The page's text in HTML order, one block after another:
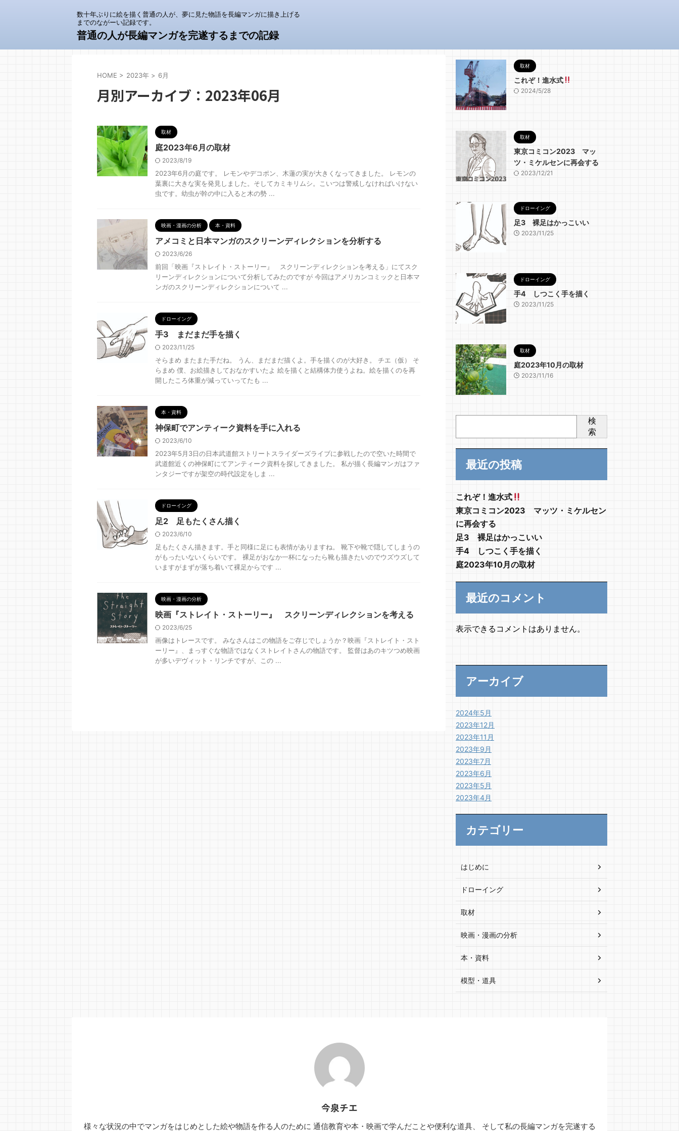
数十年ぶりに絵を描く普通の人が、夢に見た物語を長編マンガに描き上げる
までのながーい記録です。
普通の人が長編マンガを完遂するまでの記録
HOME > 2023年 > 6月
月別アーカイブ：2023年06月
取材
庭2023年6月の取材
2023/8/19
2023年6月の庭です。 レモンやデコポン、木蓮の実が大きくなってきました。 レモンの
葉裏に大きな実を発見しました。そしてカミキリムシ。こいつは警戒しなければいけない
虫です。幼虫が幹の中に入ると木の勢 ...
映画・漫画の分析 本・資料
アメコミと日本マンガのスクリーンディレクションを分析する
2023/6/26
前回「映画『ストレイト・ストーリー』 スクリーンディレクションを考える」にてスク
リーンディレクションについて分析してみたのですが 今回はアメリカンコミックと日本マ
ンガのスクリーンディレクションについて ...
ドローイング
手3 まだまだ手を描く
2023/11/25
そらまめ またまた手だね。 うん、まだまだ描くよ。手を描くのが大好き。 チエ（仮） そ
らまめ 僕、お絵描きしておなかすいたよ 絵を描くと結構体力使うよね。絵を描くのを再
開したころ体重が減っていってたも ...
本・資料
神保町でアンティーク資料を手に入れる
2023/6/10
2023年5月3日の日本武道館ストリートスライダーズライブに参戦したので空いた時間で
武道館近くの神保町にてアンティーク資料を探してきました。 私が描く長編マンガはファ
ンタジーですが架空の時代設定をしま ...
ドローイング
足2 足もたくさん描く
2023/6/10
足もたくさん描きます。手と同様に足にも表情がありますね。 靴下や靴で隠してしまうの
がもったいないくらいです。 裸足がおなか一杯になったら靴も描きたいのでウズウズして
いますがまずが落ち着いて裸足からです ...
映画・漫画の分析
映画『ストレイト・ストーリー』 スクリーンディレクションを考える
2023/6/25
画像はトレースです。 みなさんはこの物語をご存じでしょうか？映画『ストレイト・スト
ーリー』、まっすぐな物語ではなくストレイトさんの物語です。 監督はあのキツつめ映画
が多いデヴィット・リンチですが、この ...
取材
これぞ！進水式
2024/5/28
取材
東京コミコン2023 マッ
ツ・ミケルセンに再会する
2023/12/21
ドローイング
足3 裸足はかっこいい
2023/11/25
ドローイング
手4 しつこく手を描く
2023/11/25
取材
庭2023年10月の取材
2023/11/16
検
索
最近の投稿
これぞ！進水式
東京コミコン2023 マッツ・ミケルセン
に再会する
足3 裸足はかっこいい
手4 しつこく手を描く
庭2023年10月の取材
最近のコメント
表示できるコメントはありません。
アーカイブ
2024年5月
2023年12月
2023年11月
2023年9月
2023年7月
2023年6月
2023年5月
2023年4月
カテゴリー
はじめに
ドローイング
取材
映画・漫画の分析
本・資料
模型・道具
今泉チエ
様々な状況の中でマンガをはじめとした絵や物語を作る人のために 通信教育や本・映画で学んだことや便利な道具、 そして私の長編マンガを完遂する